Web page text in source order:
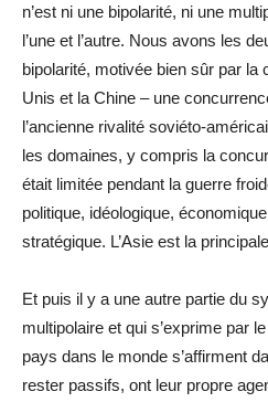
n’est ni une bipolarité, ni une
l’une et l’autre. Nous avons les
bipolarité, motivée bien sûr par
Unis et la Chine – une
l’ancienne rivalité soviéto-
les domaines, y compris la
était limitée pendant la guerre
politique, idéologique,
stratégique. L’Asie est la
Et puis il y a une autre partie du
multipolaire et qui s’exprime par
pays dans le monde s’affirment
rester passifs, ont leur propre